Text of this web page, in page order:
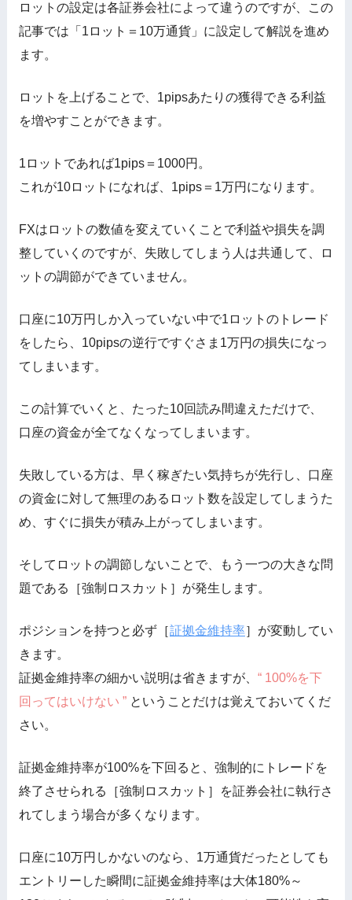
ロットの設定は各証券会社によって違うのですが、この
記事では「1ロット＝10万通貨」に設定して解説を進め
ます。
ロットを上げることで、1pipsあたりの獲得できる利益
を増やすことができます。
1ロットであれば1pips＝1000円。
これが10ロットになれば、1pips＝1万円になります。
FXはロットの数値を変えていくことで利益や損失を調
整していくのですが、失敗してしまう人は共通して、ロ
ットの調節ができていません。
口座に10万円しか入っていない中で1ロットのトレード
をしたら、10pipsの逆行ですぐさま1万円の損失になっ
てしまいます。
この計算でいくと、たった10回読み間違えただけで、
口座の資金が全てなくなってしまいます。
失敗している方は、早く稼ぎたい気持ちが先行し、口座
の資金に対して無理のあるロット数を設定してしまうた
め、すぐに損失が積み上がってしまいます。
そしてロットの調節しないことで、もう一つの大きな問
題である［強制ロスカット］が発生します。
ポジションを持つと必ず［証拠金維持率］が変動してい
きます。
証拠金維持率の細かい説明は省きますが、 “ 100%を下
回ってはいけない ”ということだけは覚えておいてくだ
さい。
証拠金維持率が100%を下回ると、強制的にトレードを
終了させられる［強制ロスカット］を証券会社に執行さ
れてしまう場合が多くなります。
口座に10万円しかないのなら、1万通貨だったとしても
エントリーした瞬間に証拠金維持率は大体180%～